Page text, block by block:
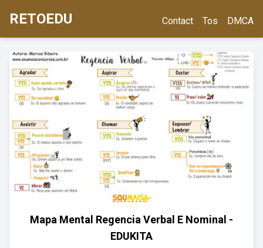
RETOEDU Contact Tos DMCA
Mapa Mental Regencia Verbal E Nominal -
EDUKITA